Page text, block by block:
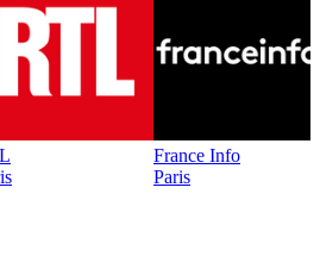
France Info
Paris